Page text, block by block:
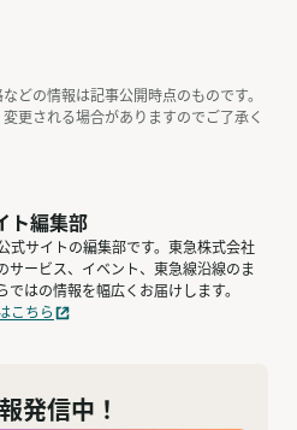
どの情報は記事公開時点のものです。
更される場合がありますのでご了承く
ト編集部
式サイトの編集部です。東急株式会社
サービス、イベント、東急線沿線のま
ではの情報を幅広くお届けします。
こちら
発信中！